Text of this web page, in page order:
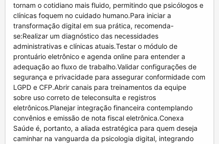
tornam o cotidiano mais fluido, permitindo que psicólogos e
clínicas foquem no cuidado humano.Para iniciar a
transformação digital em sua prática, recomenda-
se:Realizar um diagnóstico das necessidades
administrativas e clínicas atuais.Testar o módulo de
prontuário eletrônico e agenda online para entender a
adequação ao fluxo de trabalho.Validar configurações de
segurança e privacidade para assegurar conformidade com
LGPD e CFP.Abrir canais para treinamentos da equipe
sobre uso correto de teleconsulta e registros
eletrônicos.Planejar integração financeira contemplando
convênios e emissão de nota fiscal eletrônica.Conexa
Saúde é, portanto, a aliada estratégica para quem deseja
caminhar na vanguarda da psicologia digital, integrando